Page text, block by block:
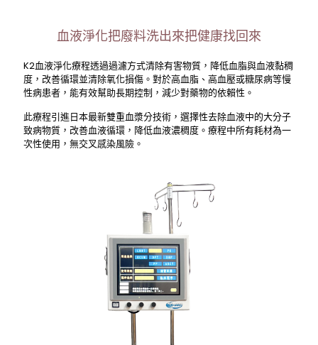
血液淨化把廢料洗出來把健康找回來
K2血液淨化療程透過過濾方式清除有害物質，降低血脂與血液黏稠
度，改善循環並清除氧化損傷。對於高血脂、高血壓或糖尿病等慢
性病患者，能有效幫助長期控制，減少對藥物的依賴性。
此療程引進日本最新雙重血漿分技術，選擇性去除血液中的大分子
致病物質，改善血液循環，降低血液濃稠度。療程中所有耗材為一
次性使用，無交叉感染風險。